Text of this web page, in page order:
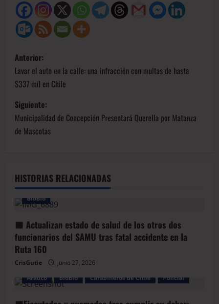
Anterior:
Lavar el auto en la calle: una infracción con multas de hasta
$337 mil en Chile
Siguiente:
Municipalidad de Concepción Presentará Querella por Matanza
de Mascotas
HISTORIAS RELACIONADAS
BioBio
🟥 Actualizan estado de salud de los otros dos
funcionarios del SAMU tras fatal accidente en la
Ruta 160
CrisGutie
junio 27, 2026
Arauco
BioBio Carabineros de Chile Policial